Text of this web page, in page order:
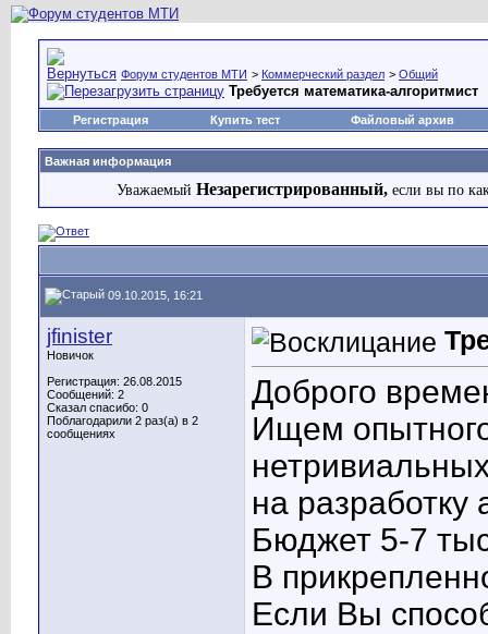
Форум студентов МТИ > Коммерческий раздел > Общий
Требуется математика-алгоритмист
Регистрация Купить тест Файловый архив
Важная информация
Уважаемый Незарегистрированный, если вы по
09.10.2015, 16:21
jfinister
Новичок
Регистрация: 26.08.2015
Сообщений: 2
Сказал спасибо: 0
Поблагодарили 2 раз(а) в 2
сообщениях
Доброго
Ищем
на разработку
Бюджет 5-7
В
Если Вы